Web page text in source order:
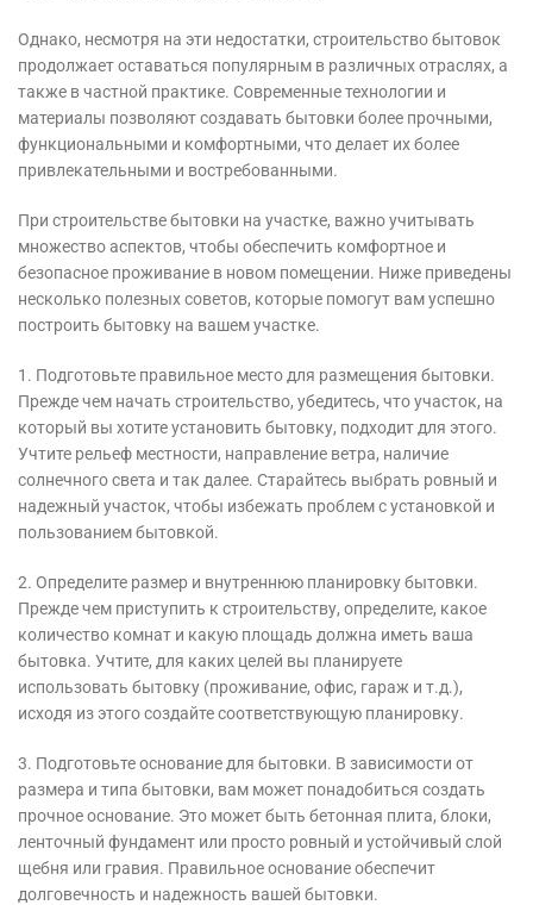
Однако, несмотря на эти недостатки, строительство бытовок
продолжает оставаться популярным в различных отраслях, а
также в частной практике. Современные технологии и
материалы позволяют создавать бытовки более прочными,
функциональными и комфортными, что делает их более
привлекательными и востребованными.
При строительстве бытовки на участке, важно учитывать
множество аспектов, чтобы обеспечить комфортное и
безопасное проживание в новом помещении. Ниже приведены
несколько полезных советов, которые помогут вам успешно
построить бытовку на вашем участке.
1. Подготовьте правильное место для размещения бытовки.
Прежде чем начать строительство, убедитесь, что участок, на
который вы хотите установить бытовку, подходит для этого.
Учтите рельеф местности, направление ветра, наличие
солнечного света и так далее. Старайтесь выбрать ровный и
надежный участок, чтобы избежать проблем с установкой и
пользованием бытовкой.
2. Определите размер и внутреннюю планировку бытовки.
Прежде чем приступить к строительству, определите, какое
количество комнат и какую площадь должна иметь ваша
бытовка. Учтите, для каких целей вы планируете
использовать бытовку (проживание, офис, гараж и т.д.),
исходя из этого создайте соответствующую планировку.
3. Подготовьте основание для бытовки. В зависимости от
размера и типа бытовки, вам может понадобиться создать
прочное основание. Это может быть бетонная плита, блоки,
ленточный фундамент или просто ровный и устойчивый слой
щебня или гравия. Правильное основание обеспечит
долговечность и надежность вашей бытовки.